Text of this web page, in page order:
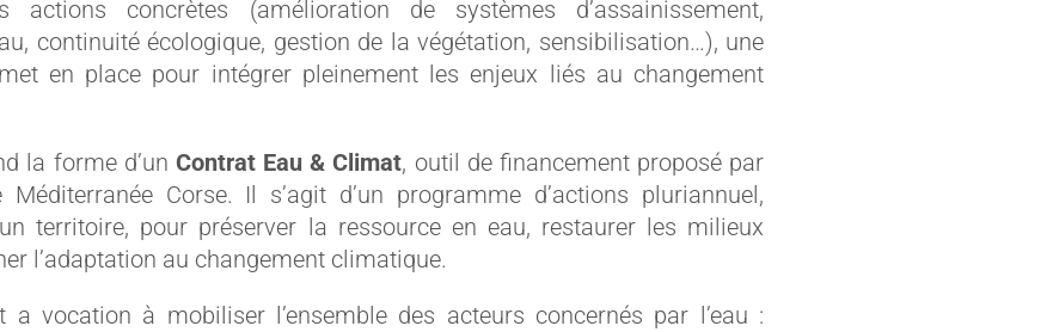
actions concrètes (amélioration de systèmes d’assainissement,
continuité écologique, gestion de la végétation, sensibilisation…), une
en place pour intégrer pleinement les enjeux liés au changement
la forme d’un Contrat Eau & Climat, outil de financement proposé par
Méditerranée Corse. Il s’agit d’un programme d’actions pluriannuel,
territoire, pour préserver la ressource en eau, restaurer les milieux
l’adaptation au changement climatique.
vocation à mobiliser l’ensemble des acteurs concernés par l’eau :